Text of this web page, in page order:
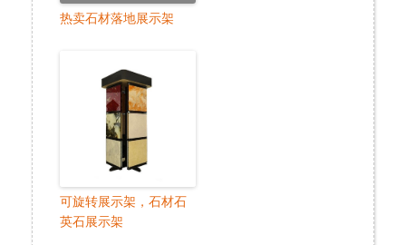
热卖石材落地展示架
可旋转展示架，石材石
英石展示架